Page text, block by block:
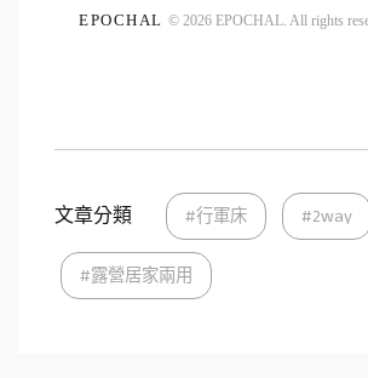
EPOCHAL © 2026 EPOCHAL. All rights
文章分類 #行軍床 #2way
#露營居家兩用